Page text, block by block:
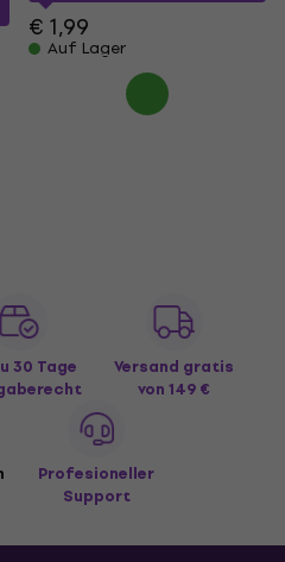
€ 1,99
Auf Lager
30 Tage
Versand gratis
von 149 €
Profesioneller
Support